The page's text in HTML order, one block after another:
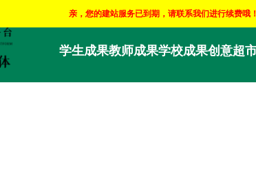
亲，您的建站服务已到期，请联系我们进行续费哦！
学生成果教师成果学校成果创意超